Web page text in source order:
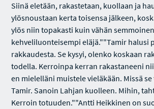
Siinä eletään, rakastetaan, kuollaan ja
ylösnoustaan kerta toisensa jälkeen,
ylös niin topakasti kuin vähän semmoinen
kehveliluonteisempi eläjä.""Tamir halusi
rakkaudesta. Se kysyi, olenko koskaan
todella. Kerroinpa kerran rakastaneeni
en mielelläni muistele vieläkään. Missä
Tamir. Sanoin Lahjan kuolleen. Mihin,
Kerroin totuuden.""Antti Heikkinen on